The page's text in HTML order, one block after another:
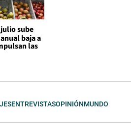
julio sube
baja a
las
ENTREVISTASOPINIÓNMUNDO